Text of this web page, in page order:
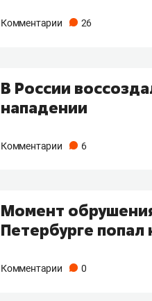
Комментарии 26
В России
нападении
Комментарии 6
Момент
Петербурге попал
Комментарии 0